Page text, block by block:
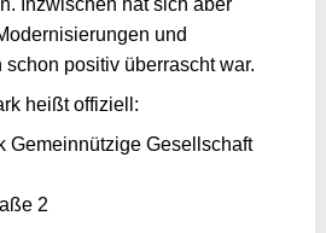
und
positiv überrascht war.
heißt offiziell:
Gemeinnützige Gesellschaft
2